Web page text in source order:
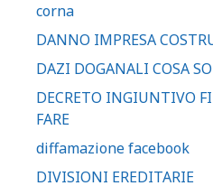
corna
DANNO IMPRESA
DAZI DOGANALI COSA
DECRETO INGIUNTIVO
FARE
diffamazione facebook
DIVISIONI EREDITARIE